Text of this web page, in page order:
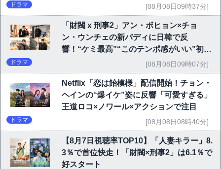
ドラマ [08月08日09時37分]
「財閥 x 刑事2」アン・ボヒョン×チョ
ン・ウンチェの新バディに日韓で反
響！“ケミ最高”“このテンポ感がいい”初回
ドラマ [08月08日09時07分]
Netflix「恋は飴模様」配信開始！チョン・
ヘインの“爆イケ”姿に反響「可愛すぎる」
王道ロコ×ノワール×アクションで注目
ドラマ [08月08日08時40分]
【8月7日視聴率TOP10】「人妻キラー」8.
3％で首位快走！「財閥×刑事2」は6.1％で
好スタート